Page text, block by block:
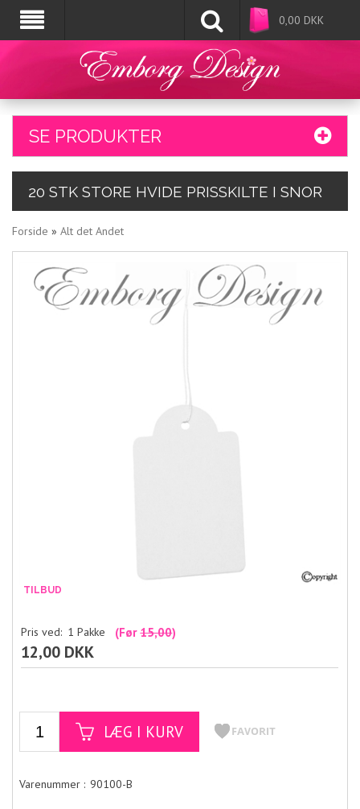
0,00 DKK
SE PRODUKTER
20 STK STORE HVIDE PRISSKILTE I SNOR
Forside » Alt det Andet
Pris ved: 1 Pakke (Før15,00)
12,00 DKK
90100-B